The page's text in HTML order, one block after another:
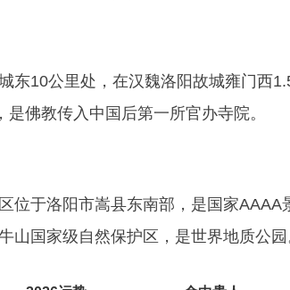
东10公里处，在汉魏洛阳故城雍门西
是佛教传入中国后第一所官办寺院。
位于洛阳市嵩县东南部，是国家AAAA
山国家级自然保护区，是世界地质公园